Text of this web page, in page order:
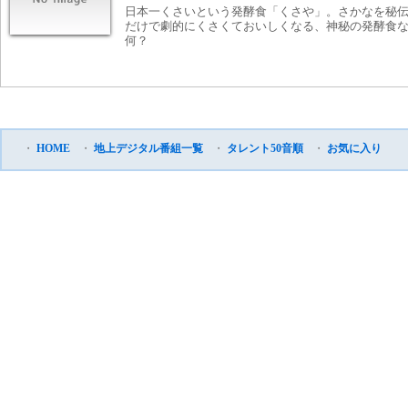
日本一くさいという発酵食「くさや」。さかなを秘
だけで劇的にくさくておいしくなる、神秘の発酵食
何？
・ HOME ・ 地上デジタル番組一覧 ・ タレント50音順 ・ お気に入り